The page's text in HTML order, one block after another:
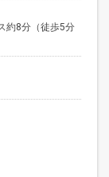
約8分（徒歩5分